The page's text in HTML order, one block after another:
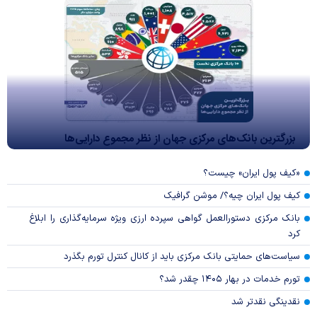
بزرگترین بانک‌های مرکزی جهان از نظر مجموع دارایی‌ها
«کیف پول ایران» چیست؟
کیف پول ایران چیه؟/ موشن گرافیک
بانک مرکزی دستورالعمل گواهی سپرده ارزی ویژه سرمایه‌گذاری را ابلاغ
کرد
سیاست‌های حمایتی بانک مرکزی باید از کانال کنترل تورم بگذرد
تورم خدمات در بهار ۱۴۰۵ چقدر شد؟
نقدینگی نقدتر شد